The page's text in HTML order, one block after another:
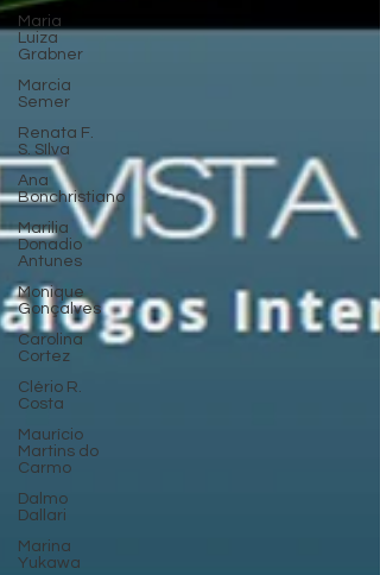
Maria
Luiza
Grabner
Marcia
Semer
Renata F.
S. SIlva
Ana
Bonchristiano
Marilia
Donadio
Antunes
Monique
Gonçalves
Carolina
Cortez
Clério R.
Costa
Maurício
Martins do
Carmo
Dalmo
Dallari
Marina
Yukawa